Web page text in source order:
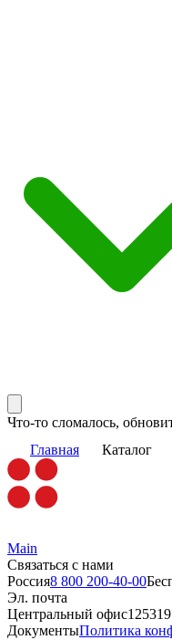
Что-то сломалось,
Главная Каталог
Main
Связаться с нами
Россия8 800 200-40-00
Эл. почта
Центральный офис
ДокументыПолитика